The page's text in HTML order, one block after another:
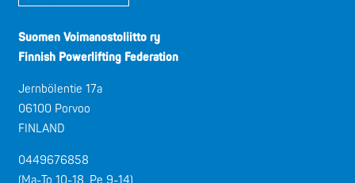
Suomen Voimanostoliitto ry
Finnish Powerlifting Federation
Jernbölentie 17a
06100 Porvoo
FINLAND
0449676858